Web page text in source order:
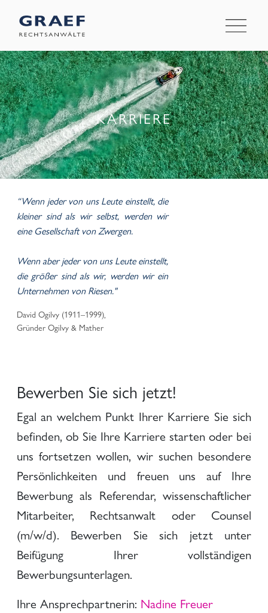
KARRIERE
“Wenn jeder von uns Leute einstellt, die
kleiner sind als wir selbst, werden wir
eine Gesellschaft von Zwergen.
Wenn aber jeder von uns Leute einstellt,
die größer sind als wir, werden wir ein
Unternehmen von Riesen."
David Ogilvy (1911–1999),
Gründer Ogilvy & Mather
Bewerben Sie sich jetzt!
Egal an welchem Punkt Ihrer Karriere Sie sich
befinden, ob Sie Ihre Karriere starten oder bei
uns fortsetzen wollen, wir suchen besondere
Persönlichkeiten und freuen uns auf Ihre
Bewerbung als Referendar, wissenschaftlicher
Mitarbeiter, Rechtsanwalt oder Counsel
(m/w/d). Bewerben Sie sich jetzt unter
Beifügung Ihrer vollständigen
Bewerbungsunterlagen.
Ihre Ansprechpartnerin: Nadine Freuer